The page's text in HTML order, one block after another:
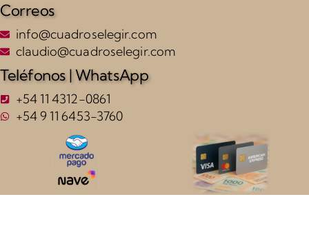
Correos
info@cuadroselegir.com
claudio@cuadroselegir.com
Teléfonos | WhatsApp
+54 11 4312-0861
+54 9 11 6453-3760